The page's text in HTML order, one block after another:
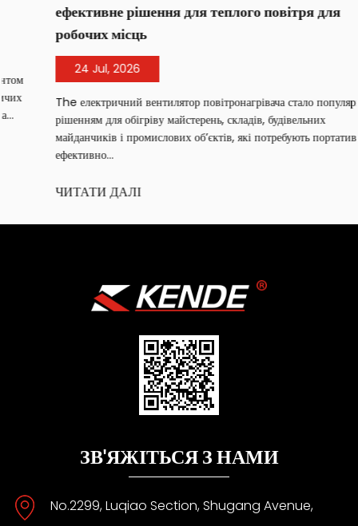
ефективне рішення для теплого повітря для
робочих місць
24 Jul, 2026
The електричний вентилятор повітронагрівача стало популярним
рішенням для обігріву майстерень, складів, будівельних
майданчиків і промислових об’єктів, які потребують портативного,
ефективно...
ЧИТАТИ ДАЛІ
ЗВ'ЯЖІТЬСЯ З НАМИ
No.2299, Luqiao Section, Shugang Avenue,